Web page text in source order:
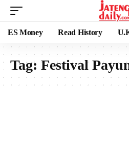
ES Money Read History
Tag: Festival